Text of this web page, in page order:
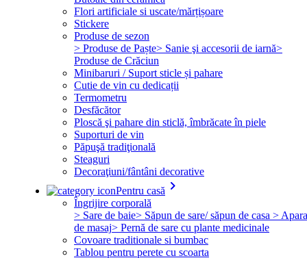
Flori artificiale si uscate/mărțișoare
Stickere
Produse de sezon
> Produse de Paște> Sanie şi accesorii de iarnă>
Produse de Crăciun
Minibaruri / Suport sticle și pahare
Cutie de vin cu dedicații
Termometru
Desfăcător
Ploscă şi pahare din sticlă, îmbrăcate în piele
Suporturi de vin
Păpuşă tradiţională
Steaguri
Decoraţiuni/fântâni decorative
Pentru casă keyboard_arrow_right
Îngrijire corporală
> Sare de baie> Săpun de sare/ săpun de casa >
de masaj> Pernă de sare cu plante medicinale
Covoare traditionale si bumbac
Tablou pentru perete cu scoarta